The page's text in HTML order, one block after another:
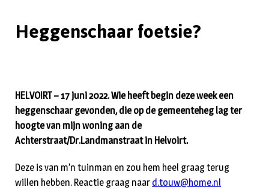
Heggenschaar foetsie?
HELVOIRT – 17 juni 2022. Wie heeft begin deze week een
heggenschaar gevonden, die op de gemeenteheg lag ter
hoogte van mijn woning aan de
Achterstraat/Dr.Landmanstraat in Helvoirt.
Deze is van m’n tuinman en zou hem heel graag terug
willen hebben. Reactie graag naar d.touw@home.nl